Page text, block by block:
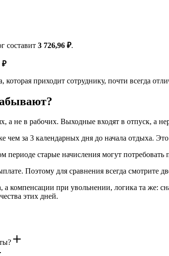
составит 3 726,96 ₽.
₽
приходит сотруднику, почти всегда
а не в рабочих. Выходные входят в отпуск, а
за 3 календарных дня до начала отдыха.
старые начисления могут
Поэтому для сравнения всегда смотрите
компенсации при увольнении, логика та же:
этих дней.